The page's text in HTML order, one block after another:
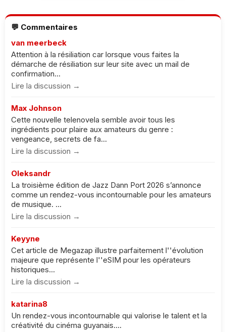
💬 Commentaires
van meerbeck
Attention à la résiliation car lorsque vous faites la
démarche de résiliation sur leur site avec un mail de
confirmation...
Lire la discussion →
Max Johnson
Cette nouvelle telenovela semble avoir tous les
ingrédients pour plaire aux amateurs du genre :
vengeance, secrets de fa...
Lire la discussion →
Oleksandr
La troisième édition de Jazz Dann Port 2026 s’annonce
comme un rendez-vous incontournable pour les amateurs
de musique. ...
Lire la discussion →
Keyyne
Cet article de Megazap illustre parfaitement l''évolution
majeure que représente l''eSIM pour les opérateurs
historiques...
Lire la discussion →
katarina8
Un rendez-vous incontournable qui valorise le talent et la
créativité du cinéma guyanais....